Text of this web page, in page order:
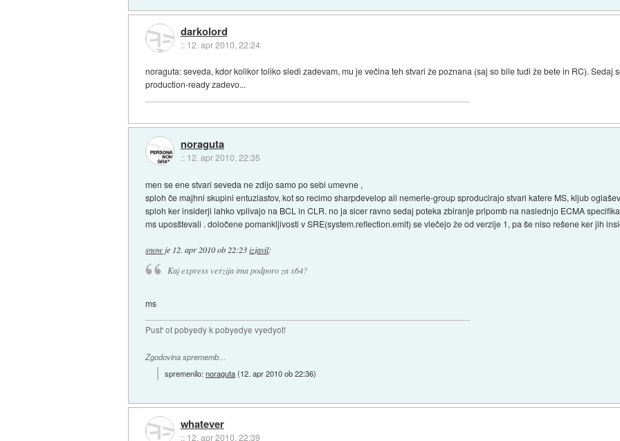
darkolord
:: 12. apr 2010, 22:24
noraguta: seveda, kdor kolikor toliko sledi zadevam, mu je večina teh stvari že poznana (saj so bile tudi že bete in RC). Sedaj
production-ready zadevo...
noraguta
:: 12. apr 2010, 22:35
men se ene stvari seveda ne zdijo samo po sebi umevne ,
sploh če majhni skupini entuziastov, kot so recimo sharpdevelop ali nemerle-group sproducirajo stvari katere MS, kljub
sploh ker insiderji lahko vplivajo na BCL in CLR. no ja sicer ravno sedaj poteka zbiranje pripomb na naslednjo ECMA
ms uposštevali . določene pomankljivosti v SRE(system.reflection.emit) se vlečejo že od verzije 1, pa še niso rešene ker jih
snow je 12. apr 2010 ob 22:23 izjavil:
Kaj express verzija ima podporo za x64?
ms
Pust' ot pobyedy k pobyedye vyedyot!
Zgodovina sprememb…
spremenilo:noraguta(12. apr 2010 ob 22:36)
whatever
:: 12. apr 2010, 22:39